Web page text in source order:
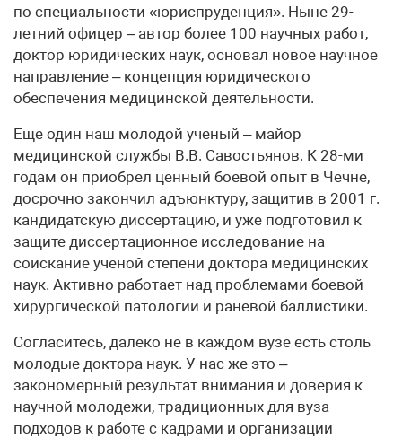
по специальности «юриспруденция». Ныне 29-
летний офицер – автор более 100 научных работ,
доктор юридических наук, основал новое научное
направление – концепция юридического
обеспечения медицинской деятельности.
Еще один наш молодой ученый – майор
медицинской службы В.В. Савостьянов. К 28-ми
годам он приобрел ценный боевой опыт в Чечне,
досрочно закончил адъюнктуру, защитив в 2001 г.
кандидатскую диссертацию, и уже подготовил к
защите диссертационное исследование на
соискание ученой степени доктора медицинских
наук. Активно работает над проблемами боевой
хирургической патологии и раневой баллистики.
Согласитесь, далеко не в каждом вузе есть столь
молодые доктора наук. У нас же это –
закономерный результат внимания и доверия к
научной молодежи, традиционных для вуза
подходов к работе с кадрами и организации